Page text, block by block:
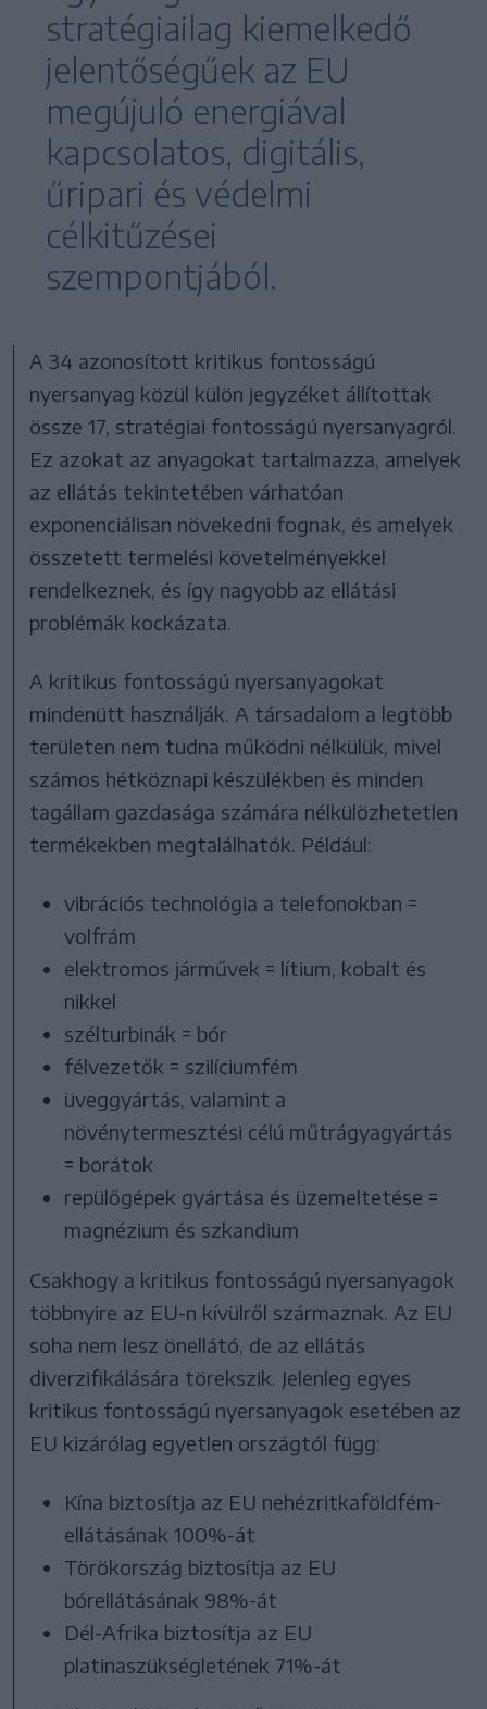
stratégiailag kiemelkedő
jelentőségűek az EU
megújuló energiával
kapcsolatos, digitális,
űripari és védelmi
célkitűzései
szempontjából.
A 34 azonosított kritikus fontosságú
nyersanyag közül külön jegyzéket állítottak
össze 17, stratégiai fontosságú nyersanyagról.
Ez azokat az anyagokat tartalmazza, amelyek
az ellátás tekintetében várhatóan
exponenciálisan növekedni fognak, és amelyek
összetett termelési követelményekkel
rendelkeznek, és így nagyobb az ellátási
problémák kockázata.
A kritikus fontosságú nyersanyagokat
mindenütt használják. A társadalom a legtöbb
területen nem tudna működni nélkülük, mivel
számos hétköznapi készülékben és minden
tagállam gazdasága számára nélkülözhetetlen
termékekben megtalálhatók. Például:
vibrációs technológia a telefonokban =
volfrám
elektromos járművek = lítium, kobalt és
nikkel
szélturbinák = bór
félvezetők = szilíciumfém
üveggyártás, valamint a
növénytermesztési célú műtrágyagyártás
= borátok
repülőgépek gyártása és üzemeltetése =
magnézium és szkandium
Csakhogy a kritikus fontosságú nyersanyagok
többnyire az EU-n kívülről származnak. Az EU
soha nem lesz önellátó, de az ellátás
diverzifikálására törekszik. Jelenleg egyes
kritikus fontosságú nyersanyagok esetében az
EU kizárólag egyetlen országtól függ:
Kína biztosítja az EU nehézritkaföldfém-
ellátásának 100%-át
Törökország biztosítja az EU
bórellátásának 98%-át
Dél-Afrika biztosítja az EU
platinaszükségletének 71%-át